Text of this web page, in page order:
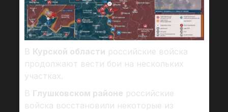
В Курской области российские войска
продолжают вести бои на нескольких
участках.
В Глушковском районе российские
войска восстановили некоторые из